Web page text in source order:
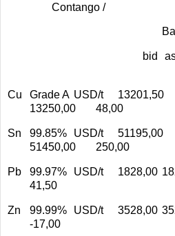
Contango /
bid
Cu Grade A USD/t 13201,50
13250,00
48,00
Sn 99.85% USD/t 51195,00
51450,00
250,00
Pb 99.97% USD/t 1828,00
41,50
Zn 99.99% USD/t 3528,00
-17,00